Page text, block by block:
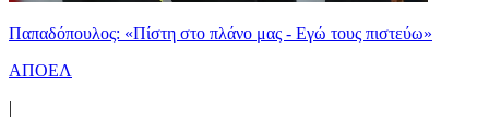
Παπαδόπουλος: «Πίστη στο πλάνο μας - Εγώ τους πιστεύω»
ΑΠΟΕΛ
|